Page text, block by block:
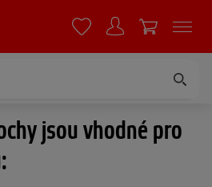
jsou vhodné pro